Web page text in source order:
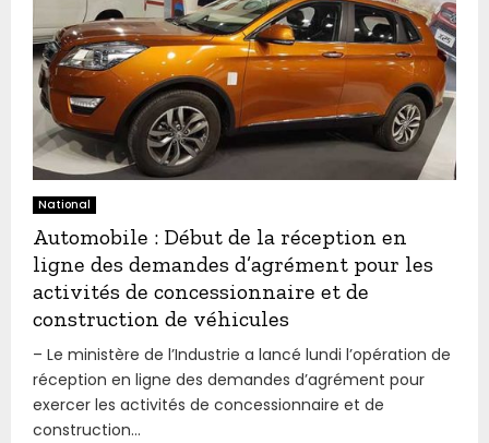
National
Automobile : Début de la réception en
ligne des demandes d’agrément pour les
activités de concessionnaire et de
construction de véhicules
– Le ministère de l’Industrie a lancé lundi l’opération de
réception en ligne des demandes d’agrément pour
exercer les activités de concessionnaire et de
construction...